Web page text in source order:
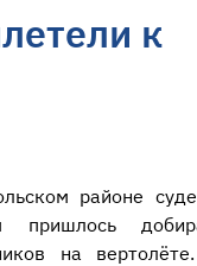
к
районе
пришлось
на